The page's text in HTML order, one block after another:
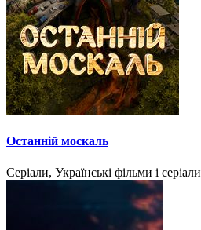
Останній москаль
Серіали, Українські фільми і серіали